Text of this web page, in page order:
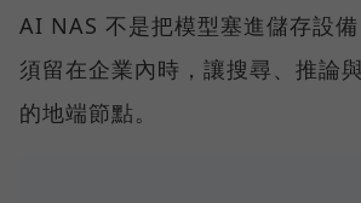
AI NAS 不是把模型塞進儲存設
須留在企業內時，讓搜尋、推論
的地端節點。